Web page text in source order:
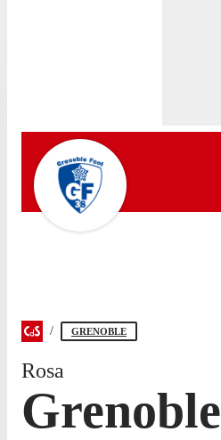
GRENOBLE
Rosa
Grenoble